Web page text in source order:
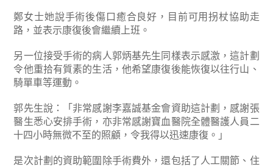
鄭女士她說手術後傷口癒合良好，目前可用拐杖協助走
路，並表示康復後會繼續上班。
另一位接受手術的病人郭炳基先生同樣表示感激，這計劃
令他重拾有質素的生活，他希望康復後能恢復以往行山、
騎單車等運動。
郭先生說：「非常感謝李嘉誠基金會資助這計劃，感謝張
醫生悉心安排手術，亦非常感謝寶血醫院全體醫護人員二
十四小時無微不至的照顧，令我得以迅速康復。」
是次計劃的資助範圍除手術費外，還包括了人工關節、住